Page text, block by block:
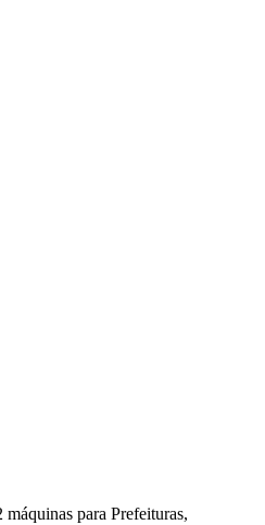
para Prefeituras,